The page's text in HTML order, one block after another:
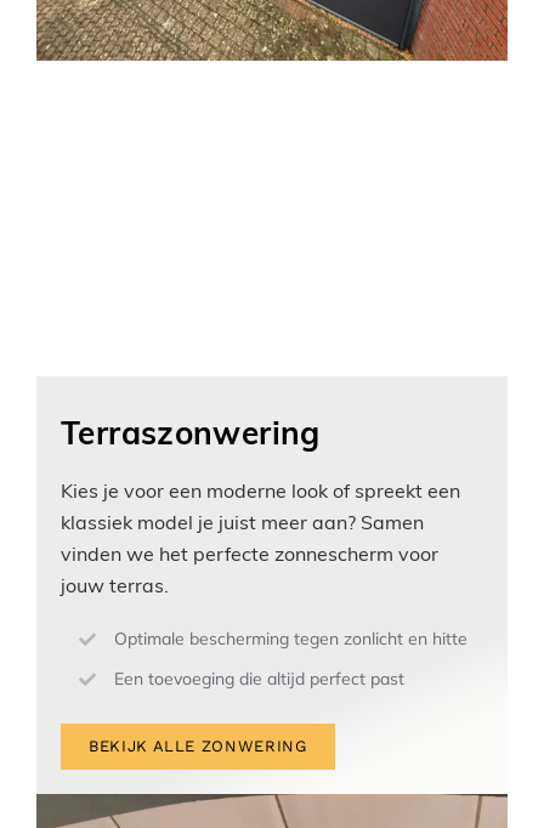
Terraszonwering
Kies je voor een moderne look of spreekt een
klassiek model je juist meer aan? Samen
vinden we het perfecte zonnescherm voor
jouw terras.
Optimale bescherming tegen zonlicht en hitte
Een toevoeging die altijd perfect past
BEKIJK ALLE ZONWERING